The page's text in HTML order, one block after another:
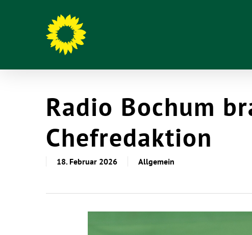
Radio Bochum
Chefredaktion
18. Februar 2026 Allgemein